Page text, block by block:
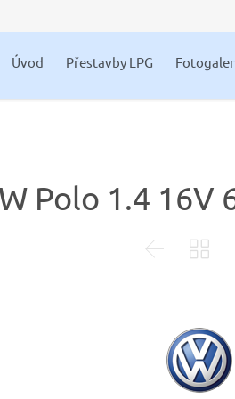
Úvod Přestavby LPG
Polo 1.4 16V
 